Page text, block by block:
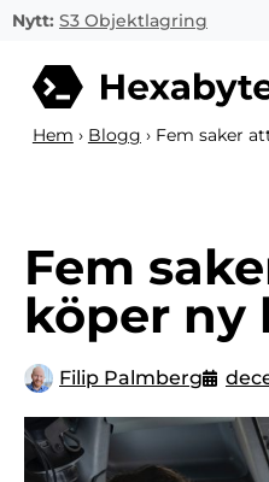
Nytt: S3 Objektlagring
Hem › Blogg › Fem saker
Fem
köper ny
Filip Palmberg